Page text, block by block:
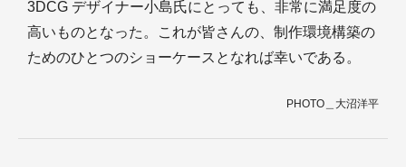
3DCG デザイナー小島氏にとっても、非常に満足度の
高いものとなった。これが皆さんの、制作環境構築の
ためのひとつのショーケースとなれば幸いである。
PHOTO＿大沼洋平